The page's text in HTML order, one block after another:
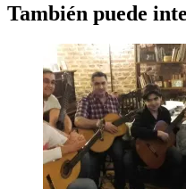
También puede